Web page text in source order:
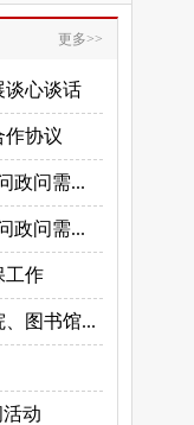
更多>>
谈心谈话
作协议
政问需...
政问需...
工作
图书馆...
动